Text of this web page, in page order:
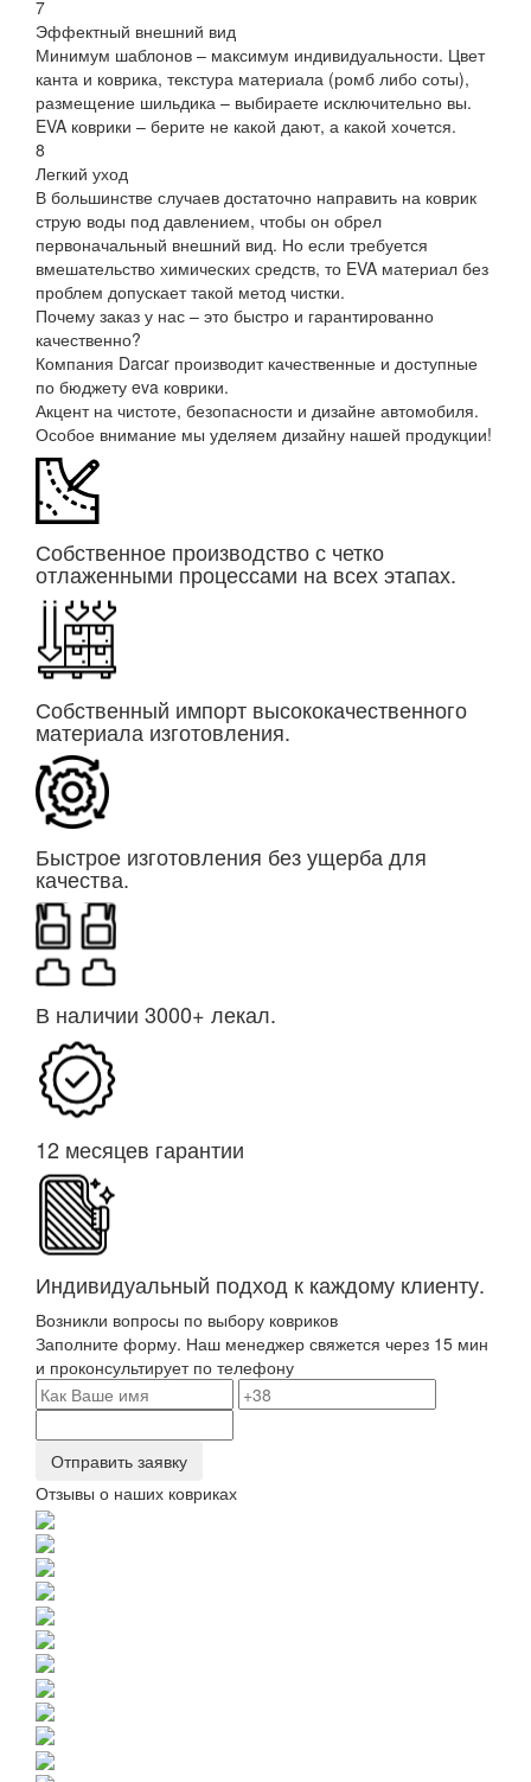
7
Эффектный внешний вид
Минимум шаблонов – максимум индивидуальности. Цвет
канта и коврика, текстура материала (ромб либо соты),
размещение шильдика – выбираете исключительно вы.
EVA коврики – берите не какой дают, а какой хочется.
8
Легкий уход
В большинстве случаев достаточно направить на коврик
струю воды под давлением, чтобы он обрел
первоначальный внешний вид. Но если требуется
вмешательство химических средств, то EVA материал без
проблем допускает такой метод чистки.
Почему заказ у нас – это быстро и гарантированно
качественно?
Компания Darcar производит качественные и доступные
по бюджету eva коврики.
Акцент на чистоте, безопасности и дизайне автомобиля.
Особое внимание мы уделяем дизайну нашей продукции!
Собственное производство с четко
отлаженными процессами на всех этапах.
Собственный импорт высококачественного
материала изготовления.
Быстрое изготовления без ущерба для
качества.
В наличии 3000+ лекал.
12 месяцев гарантии
Индивидуальный подход к каждому клиенту.
Возникли вопросы по выбору ковриков
Заполните форму. Наш менеджер свяжется через 15 мин
и проконсультирует по телефону
Отправить заявку
Отзывы о наших ковриках